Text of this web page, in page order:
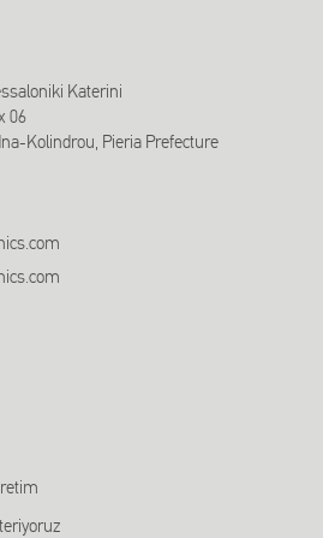
Katerini
06
Kolindrou, Pieria Prefecture